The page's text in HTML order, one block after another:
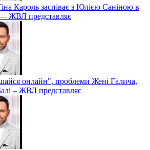
Кароль заспіває з Юлією Саніною в
— ЖВЛ представляє
онлайн", проблеми Жені Галича,
– ЖВЛ представляє